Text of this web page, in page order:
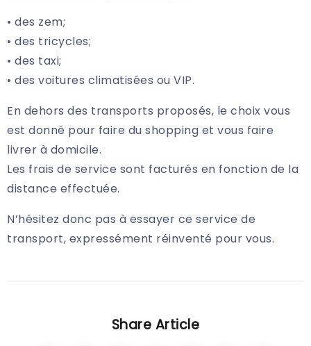
• des zem;
• des tricycles;
• des taxi;
• des voitures climatisées ou VIP.
En dehors des transports proposés, le choix vous
est donné pour faire du shopping et vous faire
livrer à domicile.
Les frais de service sont facturés en fonction de la
distance effectuée.
N’hésitez donc pas à essayer ce service de
transport, expressément réinventé pour vous.
Share Article